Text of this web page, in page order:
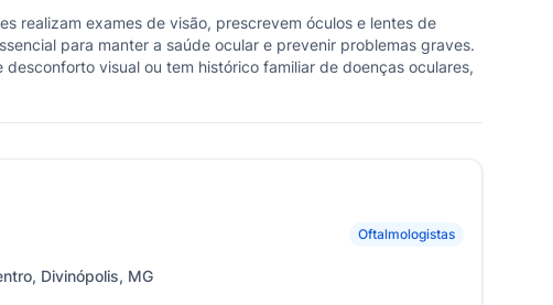
realizam exames de visão, prescrevem óculos e lentes de
para manter a saúde ocular e prevenir problemas graves.
visual ou tem histórico familiar de doenças oculares,
Oftalmologistas
Divinópolis, MG